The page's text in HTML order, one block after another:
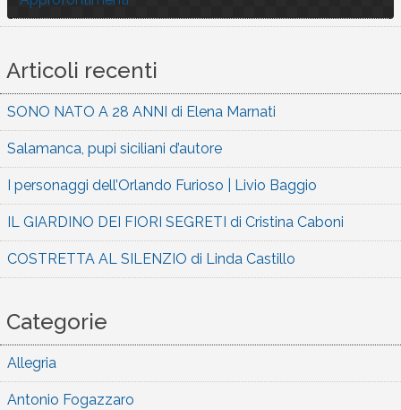
Articoli recenti
SONO NATO A 28 ANNI di Elena Marnati
Salamanca, pupi siciliani d’autore
I personaggi dell’Orlando Furioso | Livio Baggio
IL GIARDINO DEI FIORI SEGRETI di Cristina Caboni
COSTRETTA AL SILENZIO di Linda Castillo
Categorie
Allegria
Antonio Fogazzaro